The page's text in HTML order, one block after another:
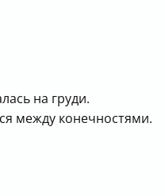
на груди.
между конечностями.